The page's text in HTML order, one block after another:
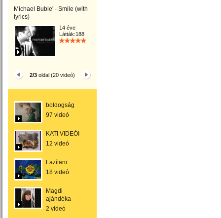
Michael Buble' - Smile (with
lyrics)
14 éve
Látták:188
2/3 oldal (20 videó)
boldogság
97 videó
KATI VIDEÓI
12 videó
Lazítani
18 videó
Magdi
ajándéka
2 videó